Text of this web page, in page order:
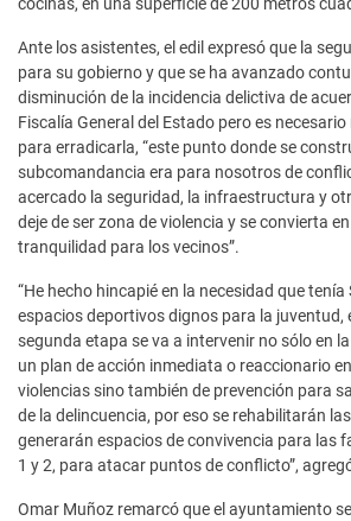
Ante los asistentes, el edil expresó que la
para su gobierno y que se ha avanzado
disminución de la incidencia delictiva de
Fiscalía General del Estado pero es
para erradicarla, “este punto donde se
subcomandancia era para nosotros de
acercado la seguridad, la infraestructura y
deje de ser zona de violencia y se convierta
tranquilidad para los vecinos”.
“He hecho hincapié en la necesidad que
espacios deportivos dignos para la juventud,
segunda etapa se va a intervenir no sólo en
un plan de acción inmediata o reaccionario
violencias sino también de prevención para
de la delincuencia, por eso se rehabilitarán
generarán espacios de convivencia para las
1 y 2, para atacar puntos de conflicto”,
Omar Muñoz remarcó que el ayuntamiento